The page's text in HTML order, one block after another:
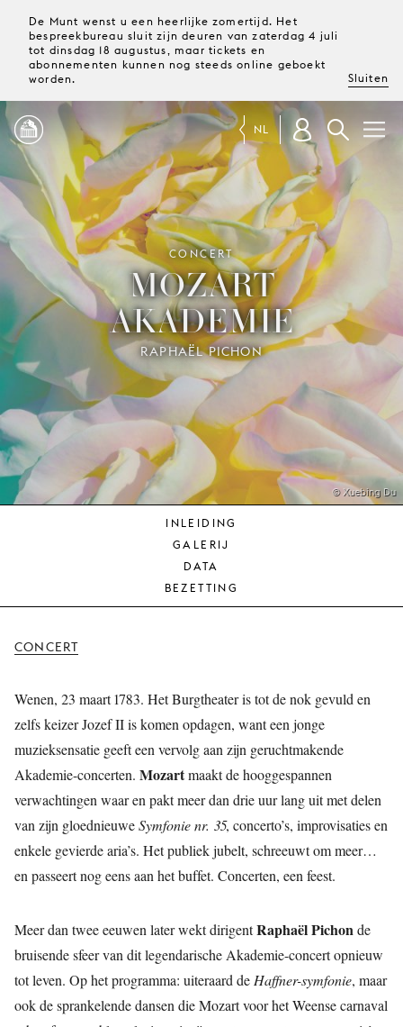
De Munt wenst u een heerlijke zomertijd. Het
bespreekbureau sluit zijn deuren van zaterdag 4 juli
tot dinsdag 18 augustus, maar tickets en
abonnementen kunnen nog steeds online geboekt
worden.
Sluiten
PROGRAMMA
MAGAZINE
TICKETS &
ABONNEMENTEN
UW
BEZOEK
JONG
PUBLIEK
MUNT
ONS
NL
© Xuebing Du
CONCERT
MOZART
AKADEMIE
RAPHAËL PICHON
INLEIDING
GALERIJ
DATA
BEZETTING
CONCERT
Wenen, 23 maart 1783. Het Burgtheater is tot de nok gevuld en
zelfs keizer Jozef II is komen opdagen, want een jonge
muzieksensatie geeft een vervolg aan zijn geruchtmakende
Akademie-concerten. Mozartmaakt de hooggespannen
verwachtingen waar en pakt meer dan drie uur lang uit met delen
van zijn gloednieuweSymfonie nr. 35, concerto’s, improvisaties en
enkele gevierde aria’s. Het publiek jubelt, schreeuwt om meer…
en passeert nog eens aan het buffet. Concerten, een feest.
Meer dan twee eeuwen later wekt dirigentRaphaël Pichonde
bruisende sfeer van dit legendarische Akademie-concert opnieuw
tot leven. Op het programma: uiteraard de Haffner-symfonie, maar
ook de sprankelende dansen die Mozart voor het Weense carnaval